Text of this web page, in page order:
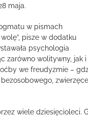
maja.
w pismach
pisze w dodatku
psychologia
zarówno wolitywny, jak i
we freudyzmie –
wiele dziesięcioleci.